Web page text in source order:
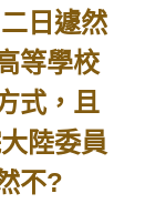
日遽然
等學校
式，且
陸委員
不?